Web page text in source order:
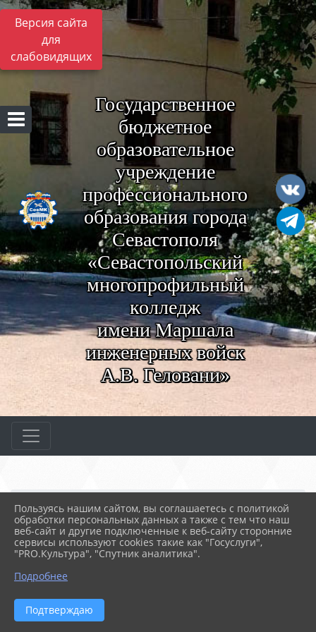
Версия сайта
для
слабовидящих
Государственное
бюджетное
образовательное
учреждение
профессионального
образования города
Севастополя
«Севастопольский
многопрофильный
колледж
имени Маршала
инженерных войск
А.В. Геловани»
Главная МЕРОПРИЯТИЯ
Новости
Беседа о А.С. Грибоедове
29.01.2025 10:40
Пользуясь нашим сайтом, вы соглашаетесь с политикой
обработки персональных данных а также с тем что наш
веб-сайт и другие подключенные к веб-сайту сторонние
сервисы используют cookies такие как "Госуслуги",
"PRO.Культура", "Спутник аналитика".
Подробнее
Подтверждаю